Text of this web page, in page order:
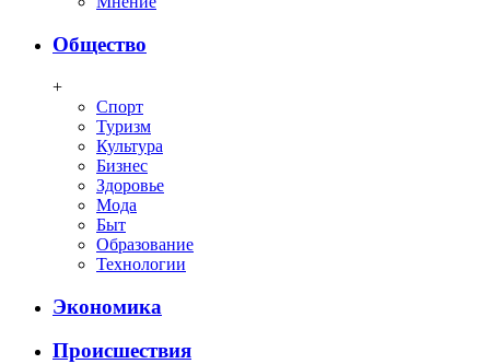
Общество
+
Спорт
Туризм
Культура
Бизнес
Здоровье
Мода
Быт
Образование
Технологии
Экономика
Происшествия